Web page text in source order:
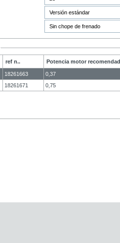
ref n.. Potencia motor
18261663
0,37
18261671 0,75